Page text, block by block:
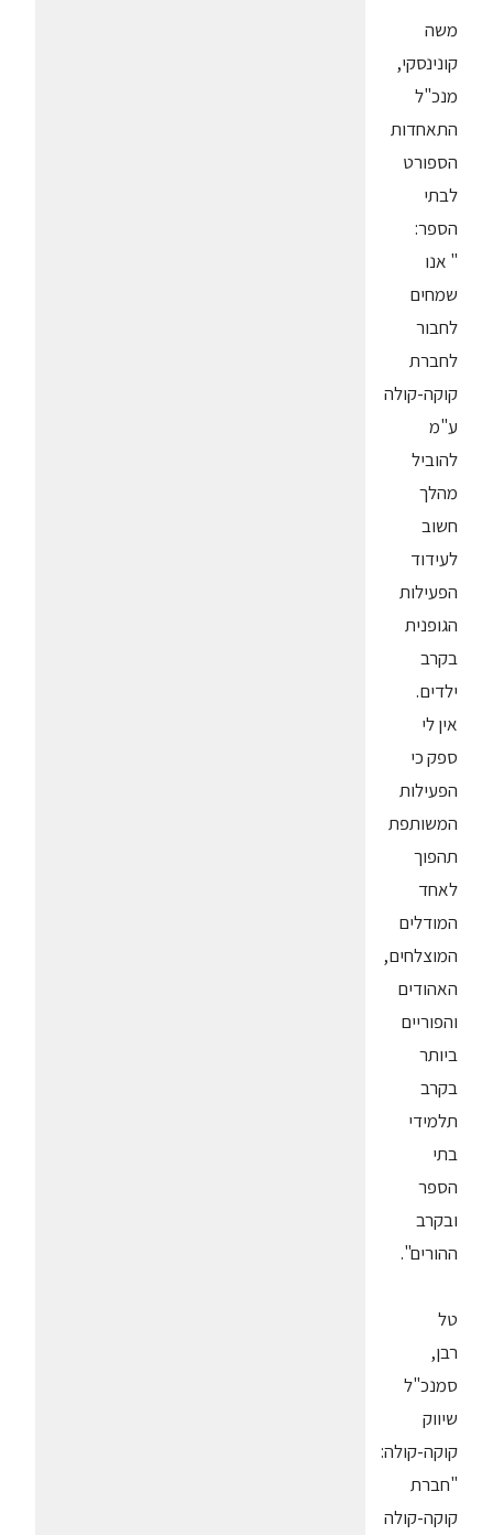
משה
קונינסקי,
מנכ"ל
התאחדות
הספורט
לבתי
הספר:
" אנו
שמחים
לחבור
לחברת
קוקה-קולה
ע"מ
להוביל
מהלך
חשוב
לעידוד
הפעילות
הגופנית
בקרב
ילדים.
אין לי
ספק כי
הפעילות
המשותפת
תהפוך
לאחד
המודלים
המוצלחים,
האהודים
והפוריים
ביותר
בקרב
תלמידי
בתי
הספר
ובקרב
ההורים".
טל
רבן,
סמנכ"ל
שיווק
קוקה-קולה:
"חברת
קוקה-קולה